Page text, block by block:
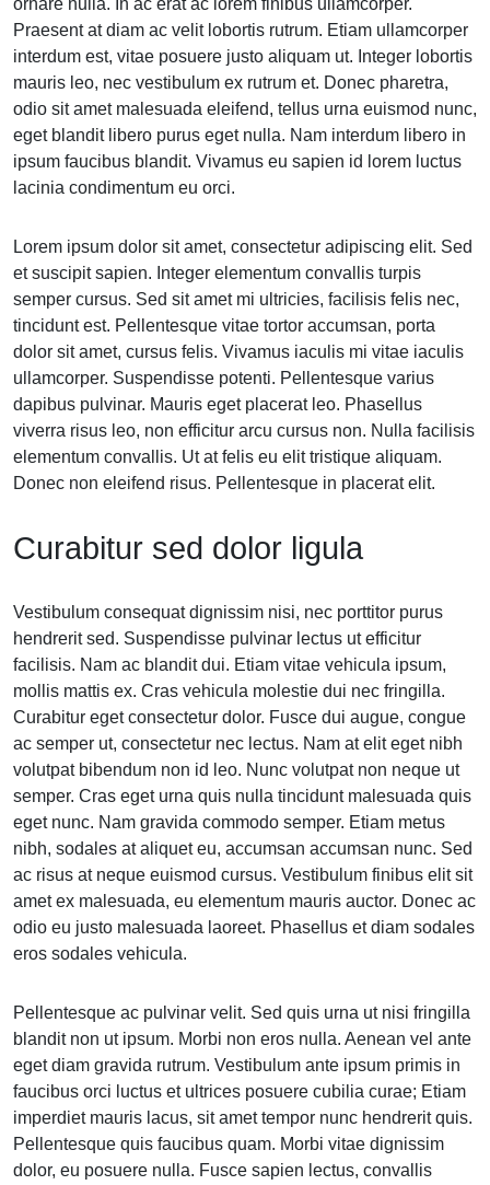
Praesent at diam ac velit lobortis rutrum. Etiam ullamcorper
interdum est, vitae posuere justo aliquam ut. Integer lobortis
mauris leo, nec vestibulum ex rutrum et. Donec pharetra,
odio sit amet malesuada eleifend, tellus urna euismod nunc,
eget blandit libero purus eget nulla. Nam interdum libero in
ipsum faucibus blandit. Vivamus eu sapien id lorem luctus
lacinia condimentum eu orci.
Lorem ipsum dolor sit amet, consectetur adipiscing elit. Sed
et suscipit sapien. Integer elementum convallis turpis
semper cursus. Sed sit amet mi ultricies, facilisis felis nec,
tincidunt est. Pellentesque vitae tortor accumsan, porta
dolor sit amet, cursus felis. Vivamus iaculis mi vitae iaculis
ullamcorper. Suspendisse potenti. Pellentesque varius
dapibus pulvinar. Mauris eget placerat leo. Phasellus
viverra risus leo, non efficitur arcu cursus non. Nulla facilisis
elementum convallis. Ut at felis eu elit tristique aliquam.
Donec non eleifend risus. Pellentesque in placerat elit.
Curabitur sed dolor ligula
Vestibulum consequat dignissim nisi, nec porttitor purus
hendrerit sed. Suspendisse pulvinar lectus ut efficitur
facilisis. Nam ac blandit dui. Etiam vitae vehicula ipsum,
mollis mattis ex. Cras vehicula molestie dui nec fringilla.
Curabitur eget consectetur dolor. Fusce dui augue, congue
ac semper ut, consectetur nec lectus. Nam at elit eget nibh
volutpat bibendum non id leo. Nunc volutpat non neque ut
semper. Cras eget urna quis nulla tincidunt malesuada quis
eget nunc. Nam gravida commodo semper. Etiam metus
nibh, sodales at aliquet eu, accumsan accumsan nunc. Sed
ac risus at neque euismod cursus. Vestibulum finibus elit sit
amet ex malesuada, eu elementum mauris auctor. Donec ac
odio eu justo malesuada laoreet. Phasellus et diam sodales
eros sodales vehicula.
Pellentesque ac pulvinar velit. Sed quis urna ut nisi fringilla
blandit non ut ipsum. Morbi non eros nulla. Aenean vel ante
eget diam gravida rutrum. Vestibulum ante ipsum primis in
faucibus orci luctus et ultrices posuere cubilia curae; Etiam
imperdiet mauris lacus, sit amet tempor nunc hendrerit quis.
Pellentesque quis faucibus quam. Morbi vitae dignissim
dolor, eu posuere nulla. Fusce sapien lectus, convallis